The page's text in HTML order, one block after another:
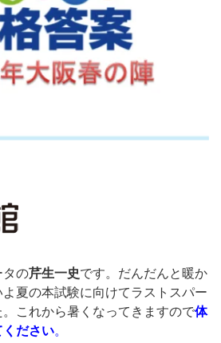
タの芹生一史です。だんだんと暖か
夏の本試験に向けてラストスパー
。これから暑くなってきますので体
ください。